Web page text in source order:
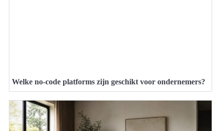
Welke no-code platforms zijn geschikt voor ondernemers?